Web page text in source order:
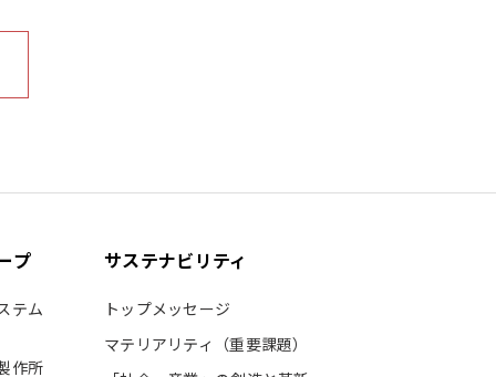
プ
テム
作所
サステナビリティ
トップメッセージ
マテリアリティ（重要課題）